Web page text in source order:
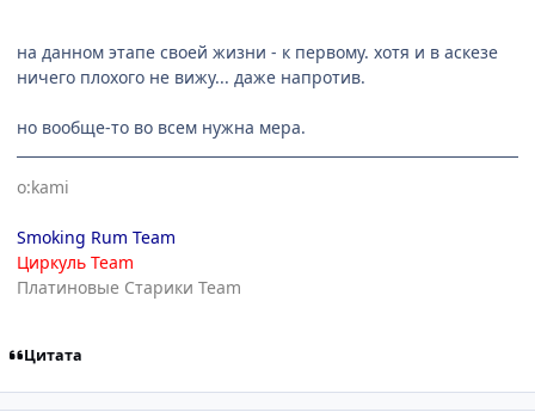
на данном этапе своей жизни - к первому. хотя и в аскезе
ничего плохого не вижу... даже напротив.
но вообще-то во всем нужна мера.
o:kami
Smoking Rum Team
Циркуль Team
Платиновые Старики Team
Цитата